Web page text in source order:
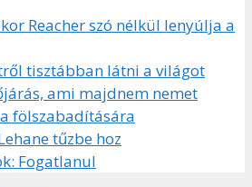
Reacher szó nélkül lenyúlja a
tisztábban látni a világot
ami majdnem nemet
fölszabadítására
tűzbe hoz
Fogatlanul